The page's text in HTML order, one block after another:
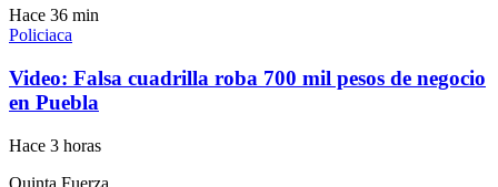
Hace 36 min
Policiaca
Video: Falsa cuadrilla roba 700 mil pesos de negocio
en Puebla
Hace 3 horas
Quinta Fuerza